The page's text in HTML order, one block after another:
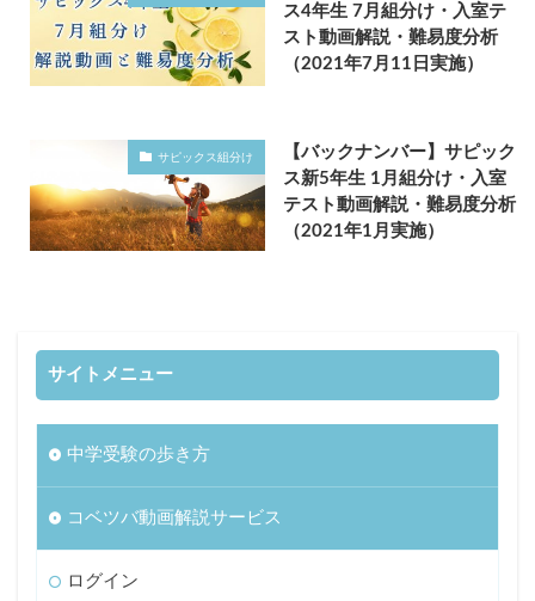
ス4年生 7月組分け・入室テ
スト動画解説・難易度分析
（2021年7月11日実施）
サピックス組分け
【バックナンバー】サピック
ス新5年生 1月組分け・入室
テスト動画解説・難易度分析
（2021年1月実施）
サイトメニュー
中学受験の歩き方
コベツバ動画解説サービス
ログイン